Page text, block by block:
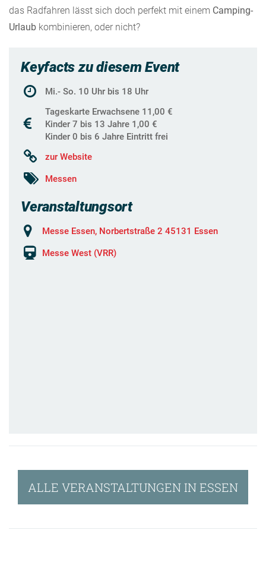
das Radfahren lässt sich doch perfekt mit einem Camping-
Urlaub kombinieren, oder nicht?
Keyfacts zu diesem Event
Mi.- So. 10 Uhr bis 18 Uhr
Tageskarte Erwachsene 11,00 €
Kinder 7 bis 13 Jahre 1,00 €
Kinder 0 bis 6 Jahre Eintritt frei
zur Website
Messen
Veranstaltungsort
Messe Essen, Norbertstraße 2 45131 Essen
Messe West (VRR)
ALLE VERANSTALTUNGEN IN ESSEN